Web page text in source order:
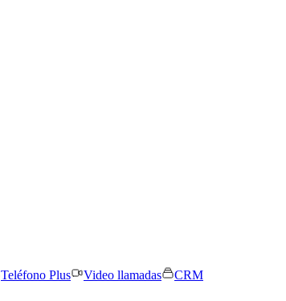
Teléfono Plus Video llamadas
CRM